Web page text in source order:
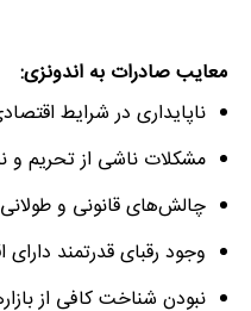
معایب صادرات به اندونزی:
ناپایداری در شرایط
مشکلات ناشی از تحریم و
چالش‌های قانونی و
وجود رقبای قدرتمند
نبودن شناخت کافی از